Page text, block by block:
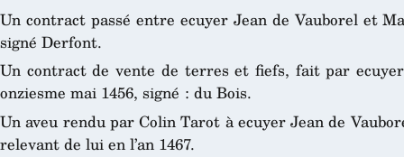
Un contract passé entre ecuyer Jean de Vauborel et
signé Derfont.
Un contract de vente de terres et fiefs, fait par
onziesme mai 1456, signé : du Bois.
Un aveu rendu par Colin Tarot à ecuyer Jean de
relevant de lui en l’an 1467.